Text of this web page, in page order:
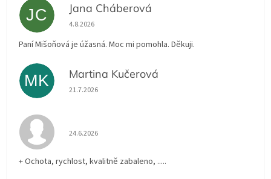
JC Jana Cháberová
Hodnocení obchodu je 5 z 5 hvězdiček.
4.8.2026
Paní Mišoňová je úžasná. Moc mi pomohla. Děkuji.
MK Martina Kučerová
Hodnocení obchodu je 5 z 5 hvězdiček.
21.7.2026
Hodnocení obchodu je 5 z 5 hvězdiček.
24.6.2026
+ Ochota, rychlost, kvalitně zabaleno, .....